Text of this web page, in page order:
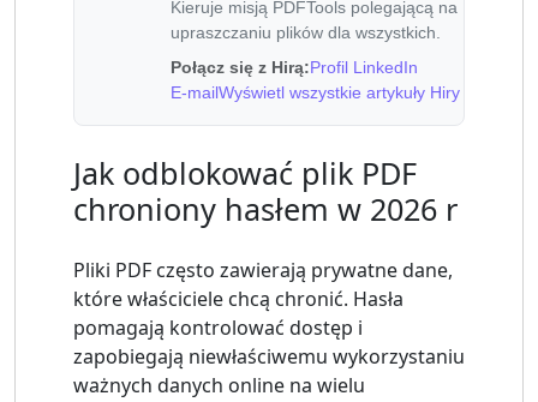
Kieruje misją PDFTools polegającą na
upraszczaniu plików dla wszystkich.
Połącz się z Hirą:Profil LinkedIn
E-mailWyświetl wszystkie artykuły Hiry
Jak odblokować plik PDF
chroniony hasłem w 2026 r
Pliki PDF często zawierają prywatne dane,
które właściciele chcą chronić. Hasła
pomagają kontrolować dostęp i
zapobiegają niewłaściwemu wykorzystaniu
ważnych danych online na wielu